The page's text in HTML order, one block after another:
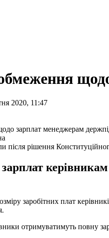
2020, 11:47
після рішення
керівникам
заробітних плат
отримуватимуть повну